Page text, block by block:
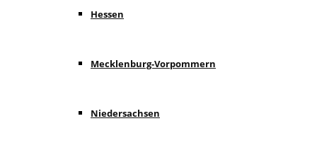
Hessen
Mecklenburg-Vorpommern
Niedersachsen